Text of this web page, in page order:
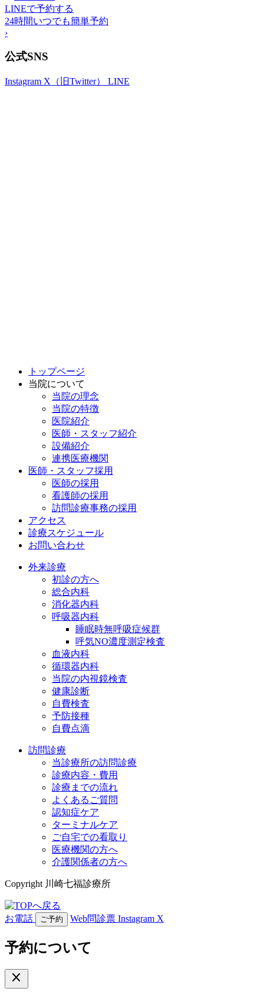
LINEで予約する
24時間いつでも簡単予約
›
公式SNS
Instagram X（旧Twitter） LINE
トップページ
当院について
当院の理念
当院の特徴
医院紹介
医師・スタッフ紹介
設備紹介
連携医療機関
医師・スタッフ採用
医師の採用
看護師の採用
訪問診療事務の採用
アクセス
診療スケジュール
お問い合わせ
外来診療
初診の方へ
総合内科
消化器内科
呼吸器内科
睡眠時無呼吸症候群
呼気NO濃度測定検査
血液内科
循環器内科
当院の内視鏡検査
健康診断
自費検査
予防接種
自費点滴
訪問診療
当診療所の訪問診療
診療内容・費用
診療までの流れ
よくあるご質問
認知症ケア
ターミナルケア
ご自宅での看取り
医療機関の方へ
介護関係者の方へ
Copyright 川崎七福診療所
お電話 ご予約 Web問診票 Instagram X
予約について
close